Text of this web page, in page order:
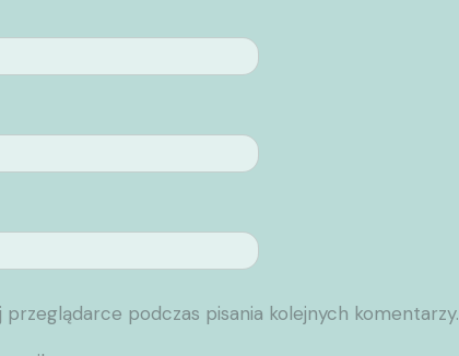
podczas pisania kolejnych komentarzy.